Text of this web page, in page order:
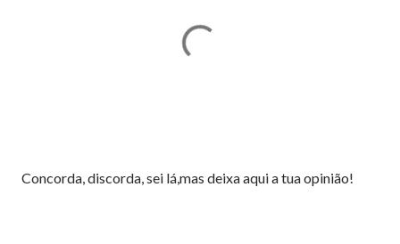
E
Concorda, discorda, sei lá,mas deixa aqui a tua opinião!